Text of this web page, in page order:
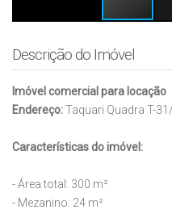
Descrição do Imóvel
Imóvel comercial para locação
Endereço:Taquari Quadra T-
Características do imóvel:
- Área total: 300 m²
- Mezanino: 24 m²